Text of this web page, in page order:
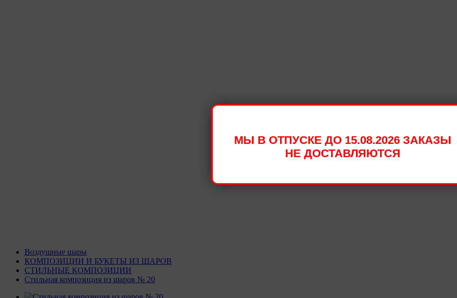
Воздушные шары
КОМПОЗИЦИИ И БУКЕТЫ ИЗ ШАРОВ
СТИЛЬНЫЕ КОМПОЗИЦИИ
Стильная композиция из шаров № 20
МЫ В ОТПУСКЕ ДО 15.08.2026 ЗАКАЗЫ
НЕ ДОСТАВЛЯЮТСЯ